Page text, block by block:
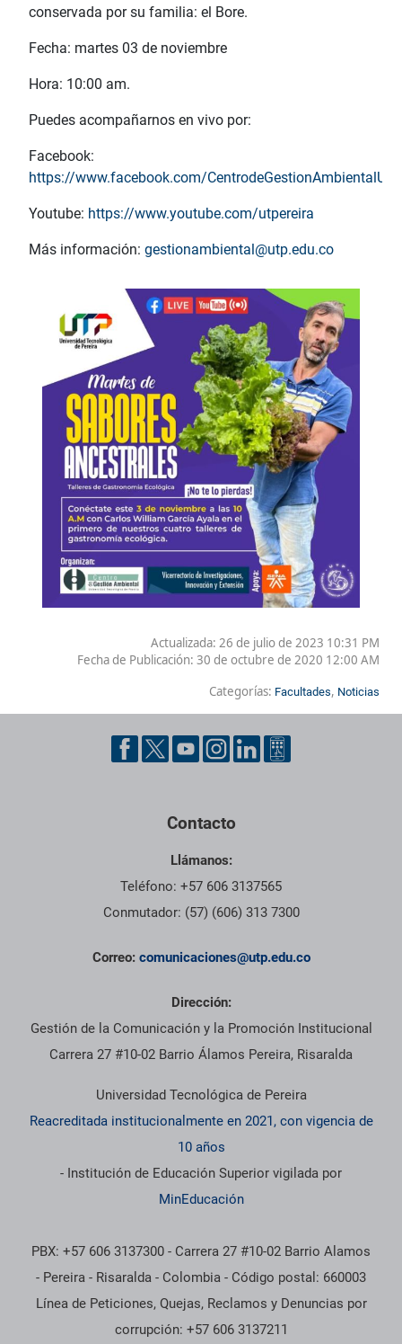
conservada por su familia: el Bore.
Fecha: martes 03 de noviembre
Hora: 10:00 am.
Puedes acompañarnos en vivo por:
Facebook:
https://www.facebook.com/
Youtube: https://www.youtube.com/utpereira
Más información: gestionambiental@utp.edu.co
Actualizada: 26 de julio de 2023 10:31 PM
Fecha de Publicación: 30 de octubre de 2020 12:00 AM
Categorías: Facultades, Noticias
Contacto
Llámanos:
Teléfono: +57 606 3137565
Conmutador: (57) (606) 313 7300
Correo: comunicaciones@utp.edu.co
Dirección:
Gestión de la Comunicación y la Promoción Institucional
Carrera 27 #10-02 Barrio Álamos Pereira, Risaralda
Universidad Tecnológica de Pereira
Reacreditada institucionalmente en 2021, con vigencia de
10 años
- Institución de Educación Superior vigilada por
MinEducación
PBX: +57 606 3137300 - Carrera 27 #10-02 Barrio Alamos
- Pereira - Risaralda - Colombia - Código postal: 660003
Línea de Peticiones, Quejas, Reclamos y Denuncias por
corrupción: +57 606 3137211